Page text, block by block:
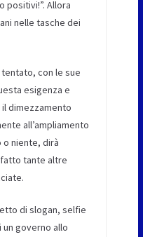
positivi!”. Allora
nelle tasche dei
tentato, con le sue
esigenza e
dimezzamento
all’ampliamento
niente, dirà
tante altre
di slogan, selfie
governo allo